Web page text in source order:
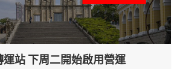
站 下周二開始啟用營運